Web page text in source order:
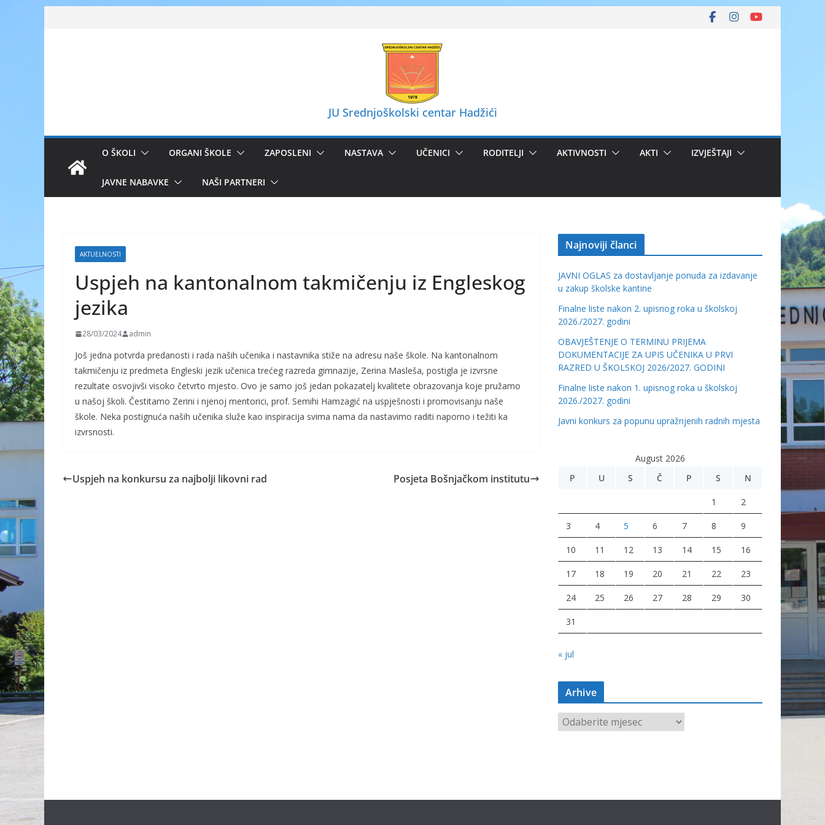
JU Srednjoškolski centar Hadžići
O ŠKOLI ORGANI ŠKOLE ZAPOSLENI NASTAVA UČENICI RODITELJI AKTIVNOSTI AKTI IZVJEŠTAJI
JAVNE NABAVKE NAŠI PARTNERI
AKTUELNOSTI
Uspjeh na kantonalnom takmičenju iz Engleskog
jezika
28/03/2024 admin
Još jedna potvrda predanosti i rada naših učenika i nastavnika stiže na adresu naše škole. Na kantonalnom
takmičenju iz predmeta Engleski jezik učenica trećeg razreda gimnazije, Zerina Masleša, postigla je izvrsne
rezultate osvojivši visoko četvrto mjesto. Ovo je samo još jedan pokazatelj kvalitete obrazovanja koje pružamo
u našoj školi. Čestitamo Zerini i njenoj mentorici, prof. Semihi Hamzagić na uspješnosti i promovisanju naše
škole. Neka postignuća naših učenika služe kao inspiracija svima nama da nastavimo raditi naporno i težiti ka
izvrsnosti.
Uspjeh na konkursu za najbolji likovni rad Posjeta Bošnjačkom institutu
Najnoviji članci
JAVNI OGLAS za dostavljanje ponuda za izdavanje
u zakup školske kantine
Finalne liste nakon 2. upisnog roka u školskoj
2026./2027. godini
OBAVJEŠTENJE O TERMINU PRIJEMA
DOKUMENTACIJE ZA UPIS UČENIKA U PRVI
RAZRED U ŠKOLSKOJ 2026/2027. GODINI
Finalne liste nakon 1. upisnog roka u školskoj
2026./2027. godini
Javni konkurs za popunu upražnjenih radnih mjesta
August 2026
P
U S Č P S N
1 2
3 4 5 6 7 8 9
10 11 12 13 14 15 16
17 18 19 20 21 22 23
24 25 26 27 28 29 30
31
« jul
Arhive
A
r